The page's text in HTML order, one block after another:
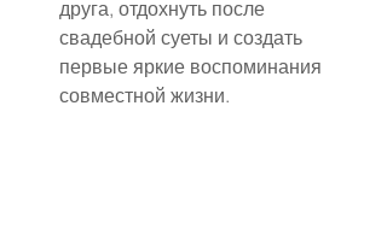
друга, отдохнуть после
свадебной суеты и создать
первые яркие воспоминания
совместной жизни.